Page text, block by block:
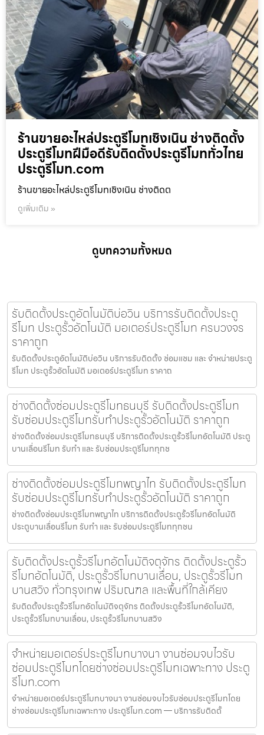
ร้านขายอะไหล่ประตูรีโมทเชิงเนิน ช่างติดตั้ง
ประตูรีโมทฝีมือดีรับติดตั้งประตูรีโมททั่วไทย
ประตูรีโมท.com
ร้านขายอะไหล่ประตูรีโมทเชิงเนิน ช่างติดต
ดูเพิ่มเติม »
ดูบทความทั้งหมด
รับติดตั้งประตูอัตโนมัติบ่อวิน บริการรับติดตั้งประตู
รีโมท ประตูรั้วอัตโนมัติ มอเตอร์ประตูรีโมท ครบวงจร
ราคาถูก
รับติดตั้งประตูอัตโนมัติบ่อวิน บริการรับติดตั้ง ซ่อมแซม และ จำหน่ายประตู
รีโมท ประตูรั้วอัตโนมัติ มอเตอร์ประตูรีโมท ราคาถ
ช่างติดตั้งซ่อมประตูรีโมทธนบุรี รับติดตั้งประตูรีโมท
รับซ่อมประตูรีโมทรับทำประตูรั้วอัตโนมัติ ราคาถูก
ช่างติดตั้งซ่อมประตูรีโมทธนบุรี บริการติดตั้งประตูรั้วรีโมทอัตโนมัติ ประตู
บานเลื่อนรีโมท รับทำ และ รับซ่อมประตูรีโมททุกช
ช่างติดตั้งซ่อมประตูรีโมทพญาไท รับติดตั้งประตูรีโมท
รับซ่อมประตูรีโมทรับทำประตูรั้วอัตโนมัติ ราคาถูก
ช่างติดตั้งซ่อมประตูรีโมทพญาไท บริการติดตั้งประตูรั้วรีโมทอัตโนมัติ
ประตูบานเลื่อนรีโมท รับทำ และ รับซ่อมประตูรีโมททุกชน
รับติดตั้งประตูรั้วรีโมทอัตโนมัติจตุจักร ติดตั้งประตูรั้ว
รีโมทอัตโนมัติ, ประตูรั้วรีโมทบานเลื่อน, ประตูรั้วรีโมท
บานสวิง ทั่วกรุงเทพ ปริมณฑล และพื้นที่ใกล้เคียง
รับติดตั้งประตูรั้วรีโมทอัตโนมัติจตุจักร ติดตั้งประตูรั้วรีโมทอัตโนมัติ,
ประตูรั้วรีโมทบานเลื่อน, ประตูรั้วรีโมทบานสวิง
จำหน่ายมอเตอร์ประตูรีโมทบางนา งานซ่อมจบไวรับ
ซ่อมประตูรีโมทโดยช่างซ่อมประตูรีโมทเฉพาะทาง ประตู
รีโมท.com
จำหน่ายมอเตอร์ประตูรีโมทบางนา งานซ่อมจบไวรับซ่อมประตูรีโมทโดย
ช่างซ่อมประตูรีโมทเฉพาะทาง ประตูรีโมท.com — บริการรับติดตั้